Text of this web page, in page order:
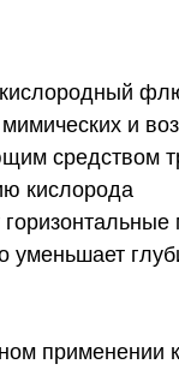
и
средством
кислорода
уменьшает
применении